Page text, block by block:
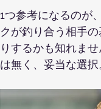
1つ参考になるのが
クが釣り合う相手
りするかも知れま
は無く、妥当な選